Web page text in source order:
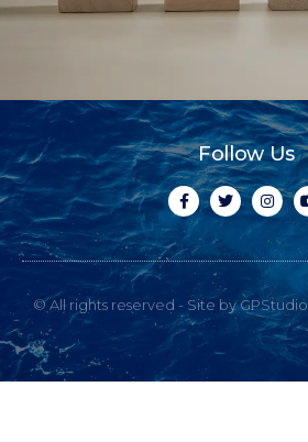
Follow Us
© All rights reserved - Site by GPStudio